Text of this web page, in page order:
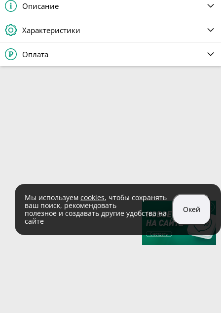
Описание
Характеристики
Оплата
Мы используем cookies, чтобы сохранять
ваш поиск, рекомендовать
полезное и создавать другие удобства на
сайте
Окей